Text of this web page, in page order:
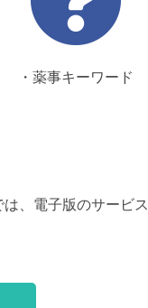
・薬事キーワード
、電子版のサービス